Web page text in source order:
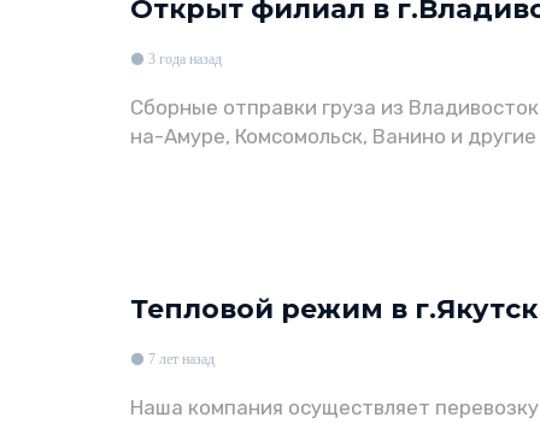
Открыт филиал в
3 года назад
Сборные отправки груза из
на-Амуре, Комсомольск, Ванино и
Тепловой режим в г.Якутск
7 лет назад
Наша компания осуществляет